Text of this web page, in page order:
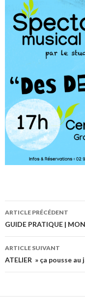
Navigation
des
articles
ARTICLE PRÉCÉDENT
GUIDE PRATIQUE |
ARTICLE SUIVANT
ATELIER » ça pousse au